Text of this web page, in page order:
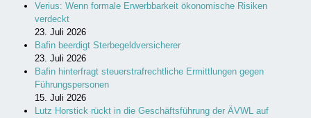
Verius: Wenn formale Erwerbbarkeit ökonomische Risiken
verdeckt
23. Juli 2026
Bafin beerdigt Sterbegeldversicherer
23. Juli 2026
Bafin hinterfragt steuerstrafrechtliche Ermittlungen gegen
Führungspersonen
15. Juli 2026
Lutz Horstick rückt in die Geschäftsführung der ÄVWL auf